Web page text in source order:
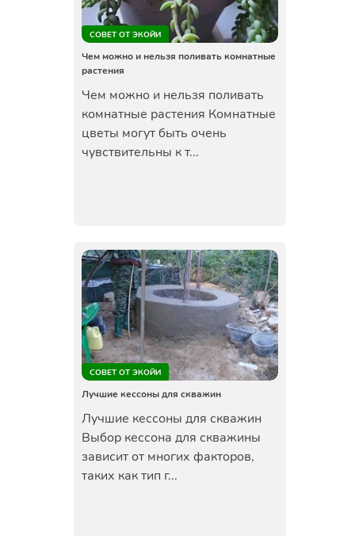
СОВЕТ ОТ ЭКОЙИ
Чем можно и нельзя поливать комнатные
растения
Чем можно и нельзя поливать
комнатные растения Комнатные
цветы могут быть очень
чувствительны к т...
СОВЕТ ОТ ЭКОЙИ
Лучшие кессоны для скважин
Лучшие кессоны для скважин
Выбор кессона для скважины
зависит от многих факторов,
таких как тип г...